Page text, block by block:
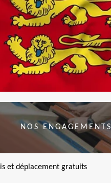
NOS ENGAGEMENTS
et déplacement gratuits